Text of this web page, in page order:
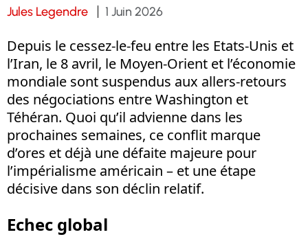
Jules Legendre 1 Juin 2026
Depuis le cessez-le-feu entre les Etats-Unis et
l’Iran, le 8 avril, le Moyen-Orient et l’économie
mondiale sont suspendus aux allers-retours
des négociations entre Washington et
Téhéran. Quoi qu’il advienne dans les
prochaines semaines, ce conflit marque
d’ores et déjà une défaite majeure pour
l’impérialisme américain – et une étape
décisive dans son déclin relatif.
Echec global